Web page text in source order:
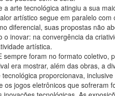
a arte tecnológica atingiu a sua
artístico segue em paralelo com
diferencial, suas propostas não
o inovar: na convergência da
artística.
sempre foram no formato coletivo,
era mostrar, além das obras, a
proporcionava,
os jogos eletrônicos que sofreram